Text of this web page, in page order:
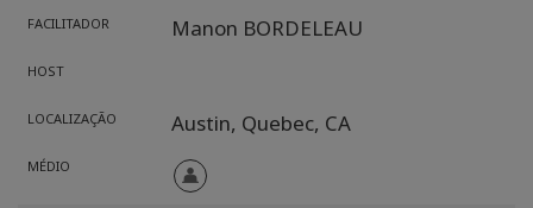
FACILITADOR Manon BORDELEAU
HOST
LOCALIZAÇÃO Austin, Quebec, CA
MÉDIO